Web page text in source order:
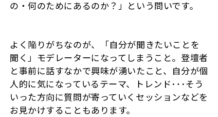
の・何のためにあるのか？」という問いです。
よく陥りがちなのが、「自分が聞きたいことを
聞く」モデレーターになってしまうこと。登壇者
と事前に話すなかで興味が湧いたこと、自分が個
人的に気になっているテーマ、トレンド･･･そう
いった方向に質問が寄っていくセッションなどを
お見かけすることもあります。